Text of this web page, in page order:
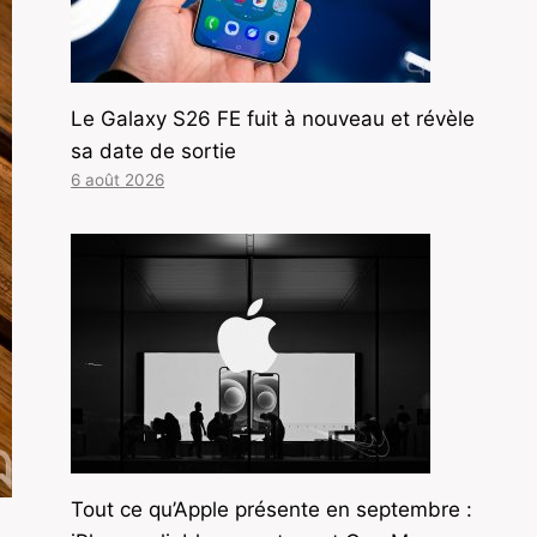
Le Galaxy S26 FE fuit à nouveau et révèle
sa date de sortie
6 août 2026
Tout ce qu’Apple présente en septembre :